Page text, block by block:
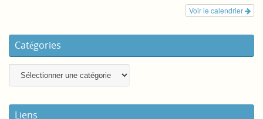
Voir le calendrier
Catégories
Liens